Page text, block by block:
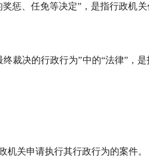
惩、任免等决定”，是指行政机
裁决的行政行为”中的“法律”，
关申请执行其行政行为的案件。